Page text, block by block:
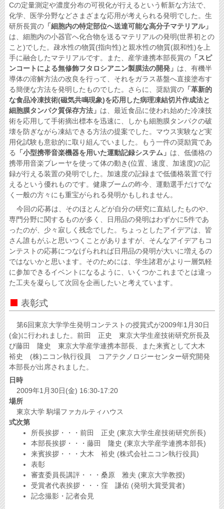
Cの定量測定や濃度分布の可視化が行えるという斬新な方法で、
化学、医学分野などさまざまな応用が考えられる発明でした。生
研所長賞の 「細胞内の特定部位へ送達可能な高分子マテリアル」
は、細胞内の小器官へ化合物を送るマテリアルの発明(世界初との
こと)でした。疎水性の物質(指向性)と親水性の物質(親和性)を上
手に融合したマテリアルです。また、産学連携本部長賞の 「スピ
ンコートによる無修飾フタロシアニン製膜法の開発」 は、有機半
導体の溶解方法の改良を行って、それをガラス基盤へ直接塗布す
る簡便な方法を発明したものでした。さらに、奨励賞の 「革新的
な食品冷凍技術(磁気共鳴現象)を応用した病理凍結切片作成法と
細胞膜タンパク質保存方法」 は、最近食品に使われ始めた冷凍技
術を応用して手術摘出標本を迅速に、しかも細胞膜タンパクの破
壊を防ぎながら凍結できる方法の提案でした。マウス実験など実
用化試験も意欲的に取り組んでいました。もう一件の奨励賞であ
る
「小型携帯音楽機器を用いた運動記録システム」 は、低価格の
携帯用音楽プレーヤを使って体の動き(位置、速度、加速度)の記
録が行える装置の発明でした。加速度の記録まで低価格装置で行
えるという優れものです。健康ブームの昨今、運動選手だけでな
く一般の方々にも重宝がられる発明かもしれません。
今回の応募は、そのほとんどが自分の研究に直結したものや、
専門分野に関するものが多く、日用品の発明はわずかに5件であ
ったのが、少々寂しく残念でした。ちょっとしたアイデアは、皆
さん誰もがふと思いつくことがありますが、そんなアイデアもコ
ンテストの応募につなげられれば日用品の発明が大いに増えるの
ではないかと思います。そのためには、学生諸君がより一層気軽
に参加できるイベントになるように、いくつかこれまでとは違っ
た工夫を凝らして次回を企画したいと考えています。
表彰式
第6回東京大学学生発明コンテストの授賞式が2009年1月30日
(金)に行われました。前田 正史 東京大学生産技術研究所長及
び藤田 隆史 東京大学産学連携本部長、また来賓として大木
裕史 (株)ニコン執行役員 コアテクノロジーセンター研究開発
本部長が出席されました。
日時
2009年1月30日(金) 16:30-17:20
場所
東京大学 駒場ファカルティハウス
式次第
所長挨拶・・・前田 正史 (東京大学生産技術研究所長)
本部長挨拶・・・藤田 隆史 (東京大学産学連携本部長)
来賓挨拶・・・大木 裕史 (株式会社ニコン執行役員)
表彰
審査委員長講評・・・桑原 雅夫 (東京大学教授)
受賞者代表挨拶・・・窪 謙佑 (発明大賞受賞者)
記念撮影・記者会見